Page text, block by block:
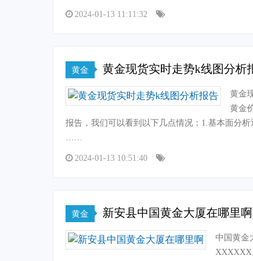
2024-01-13 11:11:32
黄金 黄金现货实时走势k线图分析
黄金
黄金
报告，我们可以看到以下几点情况：1.基本面分
2024-01-13 10:51:40
黄金 新安县中国黄金大厦在哪里啊
中国黄金
XXXXXX